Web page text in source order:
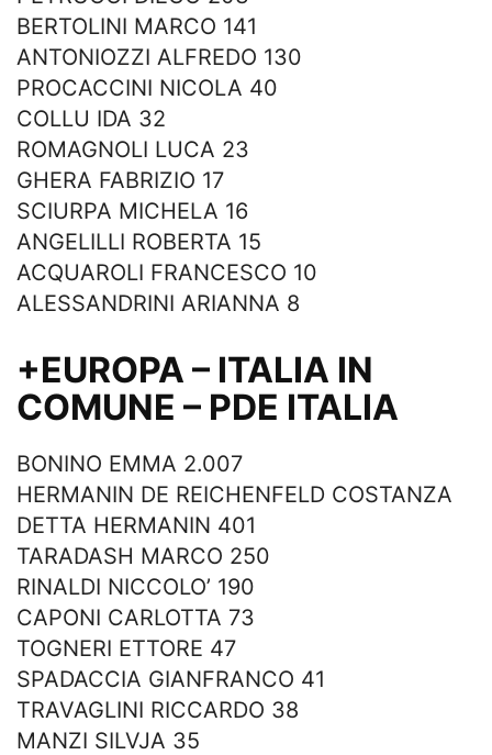
BERTOLINI MARCO 141
ANTONIOZZI ALFREDO 130
PROCACCINI NICOLA 40
COLLU IDA 32
ROMAGNOLI LUCA 23
GHERA FABRIZIO 17
SCIURPA MICHELA 16
ANGELILLI ROBERTA 15
ACQUAROLI FRANCESCO 10
ALESSANDRINI ARIANNA 8
+EUROPA – ITALIA IN
COMUNE – PDE ITALIA
BONINO EMMA 2.007
HERMANIN DE REICHENFELD COSTANZA
DETTA HERMANIN 401
TARADASH MARCO 250
RINALDI NICCOLO’ 190
CAPONI CARLOTTA 73
TOGNERI ETTORE 47
SPADACCIA GIANFRANCO 41
TRAVAGLINI RICCARDO 38
MANZI SILVJA 35